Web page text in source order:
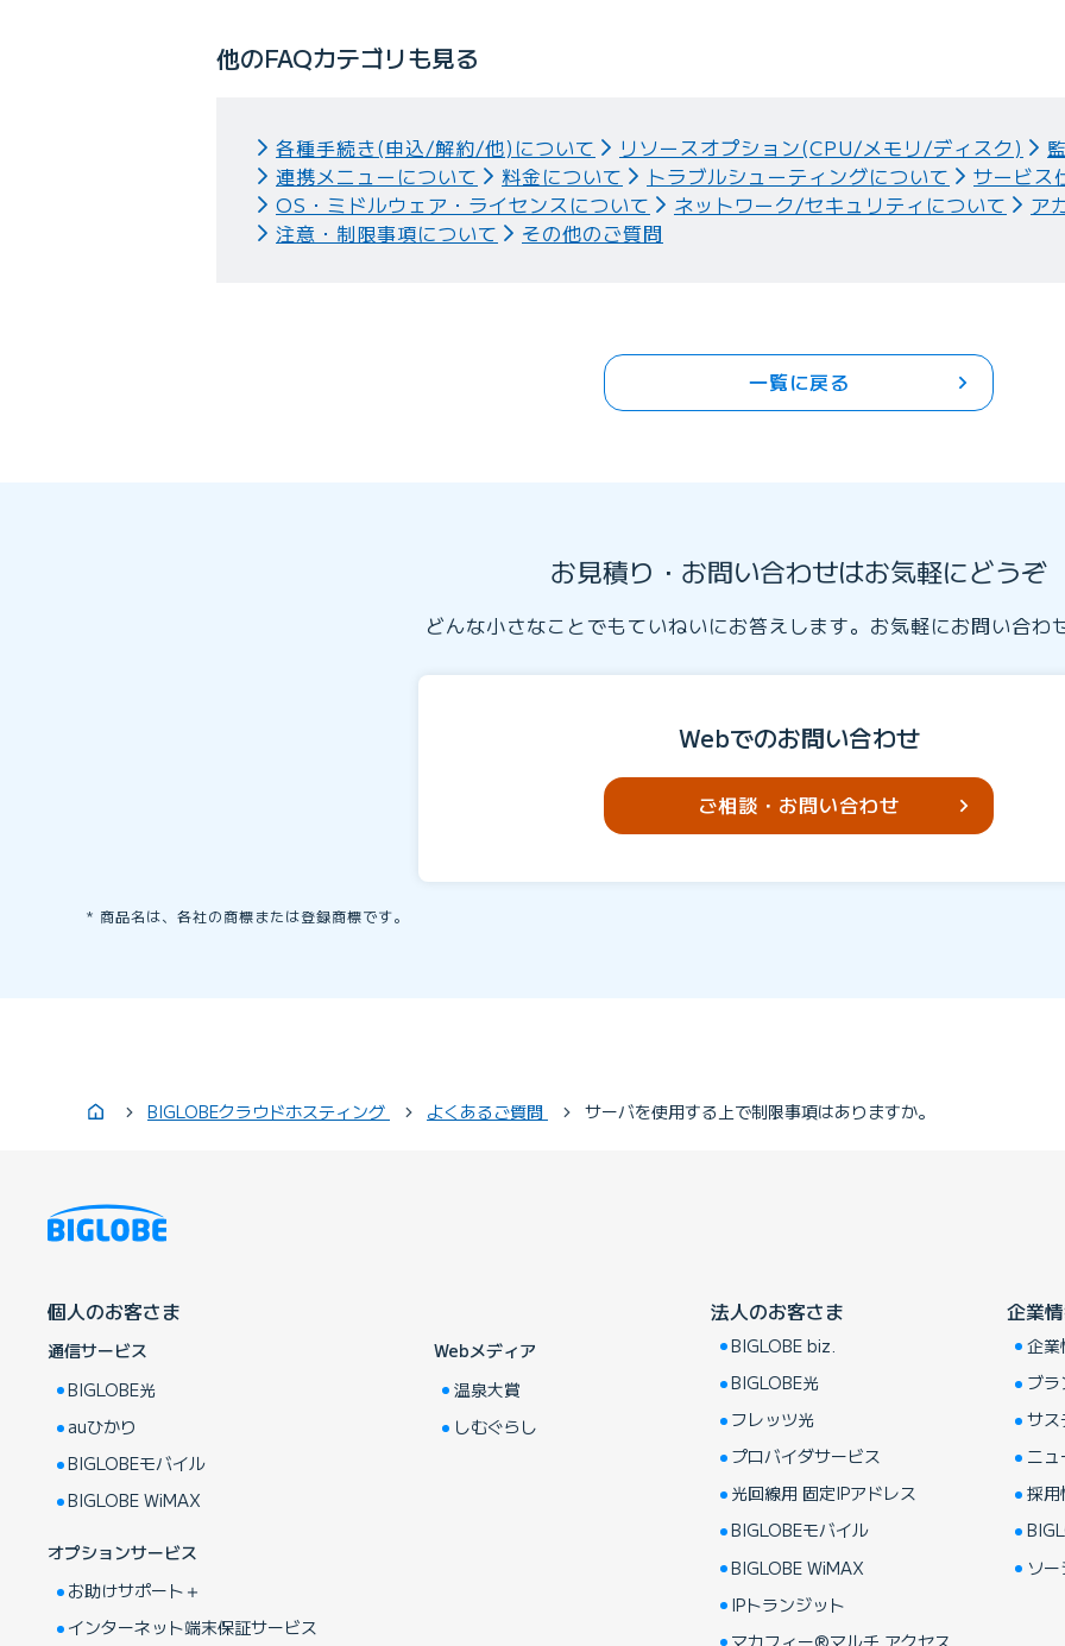
他のFAQカテゴリも見る
各種手続き(申込/解約/他)について リソースオプション(CPU/メモリ/ディスク)
連携メニューについて
料金について トラブルシューティングについて
サービス
OS・ミドルウェア・ライセンスについて
ネットワーク/セキュリティについて
ア
注意・制限事項について
その他のご質問
一覧に戻る
お見積り・お問い合わせはお気軽にどうぞ
どんな小さなことでもていねいにお答えします。お気軽にお問い合わ
Webでのお問い合わせ
ご相談・お問い合わせ
商品名は、各社の商標または登録商標です。
BIGLOBEクラウドホスティング よくあるご質問 サーバを使用する上で制限事項はありますか。
個人のお客さま
通信サービス
BIGLOBE光
auひかり
BIGLOBEモバイル
BIGLOBE WiMAX
オプションサービス
お助けサポート＋
インターネット端末保証サービス
Webメディア
温泉大賞
しむぐらし
法人のお客さま
BIGLOBE biz.
BIGLOBE光
フレッツ光
プロバイダサービス
光回線用 固定IPアドレス
BIGLOBEモバイル
BIGLOBE WiMAX
IPトランジット
マカフィー®マルチ アクセス
企業
企業
ブラ
サス
ニュ
採用
ソ